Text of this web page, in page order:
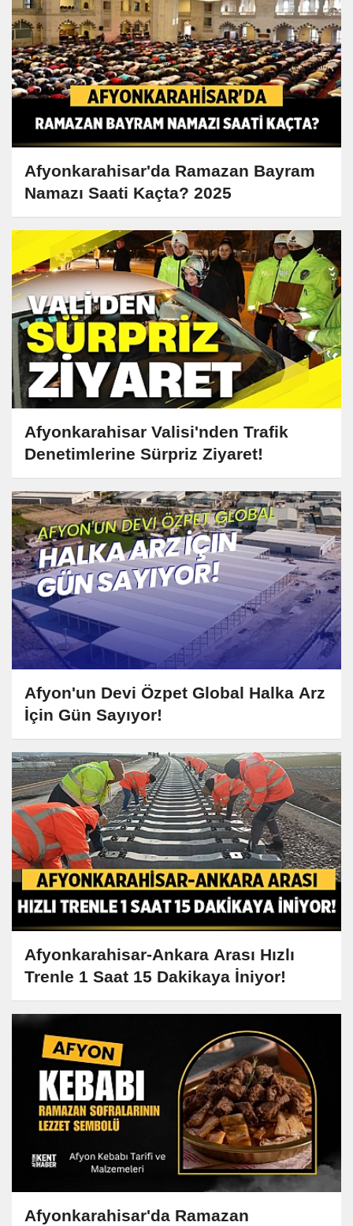
Afyonkarahisar'da Ramazan Bayram
Namazı Saati Kaçta? 2025
Afyonkarahisar Valisi'nden Trafik
Denetimlerine Sürpriz Ziyaret!
Afyon'un Devi Özpet Global Halka Arz
İçin Gün Sayıyor!
Afyonkarahisar-Ankara Arası Hızlı
Trenle 1 Saat 15 Dakikaya İniyor!
Afyonkarahisar'da Ramazan